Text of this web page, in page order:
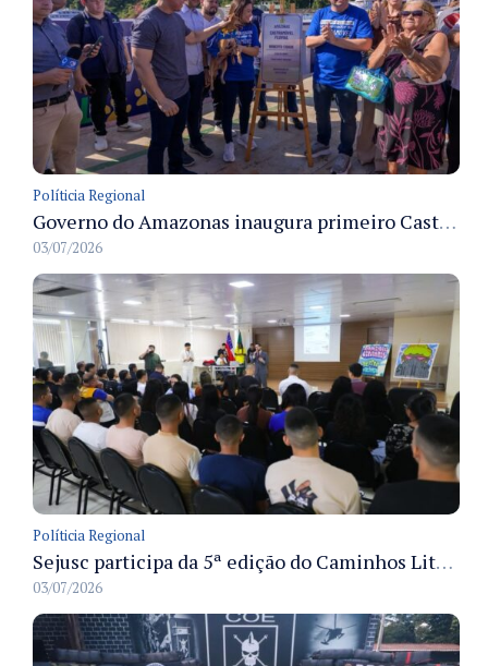
Políticia Regional
Governo do Amazonas inaugura primeiro Castramóvel Fluvial para atendimento veterinário às comunidades ribeirinhas e castração gratuita
03/07/2026
Políticia Regional
Sejusc participa da 5ª edição do Caminhos Literários com foco na cultura hip-hop nas unidades socioeducativas
03/07/2026